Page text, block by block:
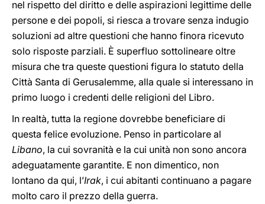
nel rispetto del diritto e delle aspirazioni legittime delle
persone e dei popoli, si riesca a trovare senza indugio
soluzioni ad altre questioni che hanno finora ricevuto
solo risposte parziali. È superfluo sottolineare oltre
misura che tra queste questioni figura lo statuto della
Città Santa di Gerusalemme, alla quale si interessano in
primo luogo i credenti delle religioni del Libro.
In realtà, tutta la regione dovrebbe beneficiare di
questa felice evoluzione. Penso in particolare al
Libano, la cui sovranità e la cui unità non sono ancora
adeguatamente garantite. E non dimentico, non
lontano da qui, l’Irak, i cui abitanti continuano a pagare
molto caro il prezzo della guerra.